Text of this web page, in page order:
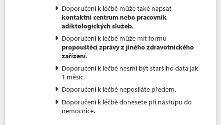
Doporučení k léčbě může také napsat
kontaktní centrum nebo pracovník
adiktologických služeb.
Doporučení k léčbě může mít formu
propouštěcí zprávy z jiného zdravotnického
zařízení.
Doporučení k léčbě nesmí být staršího data jak
1 měsíc.
Doporučení k léčbě neposíláte předem.
Doporučení k léčbě donesete při nástupu do
nemocnice.